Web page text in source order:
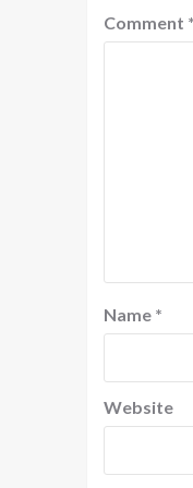
Comment *
Name *
Website